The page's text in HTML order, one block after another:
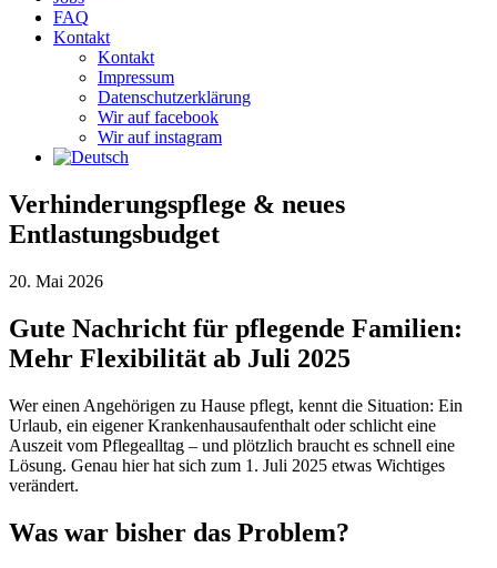
FAQ
Kontakt
Kontakt
Impressum
Datenschutzerklärung
Wir auf facebook
Wir auf instagram
Verhinderungspflege & neues
Entlastungsbudget
20. Mai 2026
Gute Nachricht für pflegende Familien:
Mehr Flexibilität ab Juli 2025
Wer einen Angehörigen zu Hause pflegt, kennt die Situation: Ein
Urlaub, ein eigener Krankenhausaufenthalt oder schlicht eine
Auszeit vom Pflegealltag – und plötzlich braucht es schnell eine
Lösung. Genau hier hat sich zum 1. Juli 2025 etwas Wichtiges
verändert.
Was war bisher das Problem?